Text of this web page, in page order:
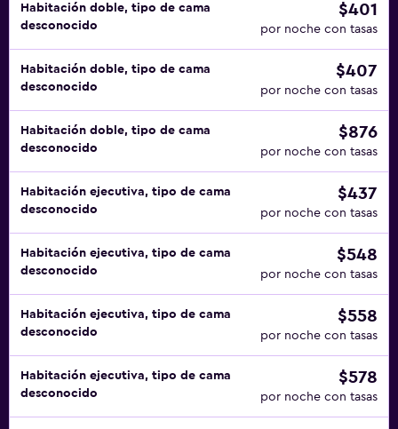
Habitación doble, tipo de cama
desconocido
$401
por noche con tasas
Habitación doble, tipo de cama
desconocido
$407
por noche con tasas
Habitación doble, tipo de cama
desconocido
$876
por noche con tasas
Habitación ejecutiva, tipo de cama
desconocido
$437
por noche con tasas
Habitación ejecutiva, tipo de cama
desconocido
$548
por noche con tasas
Habitación ejecutiva, tipo de cama
desconocido
$558
por noche con tasas
Habitación ejecutiva, tipo de cama
desconocido
$578
por noche con tasas